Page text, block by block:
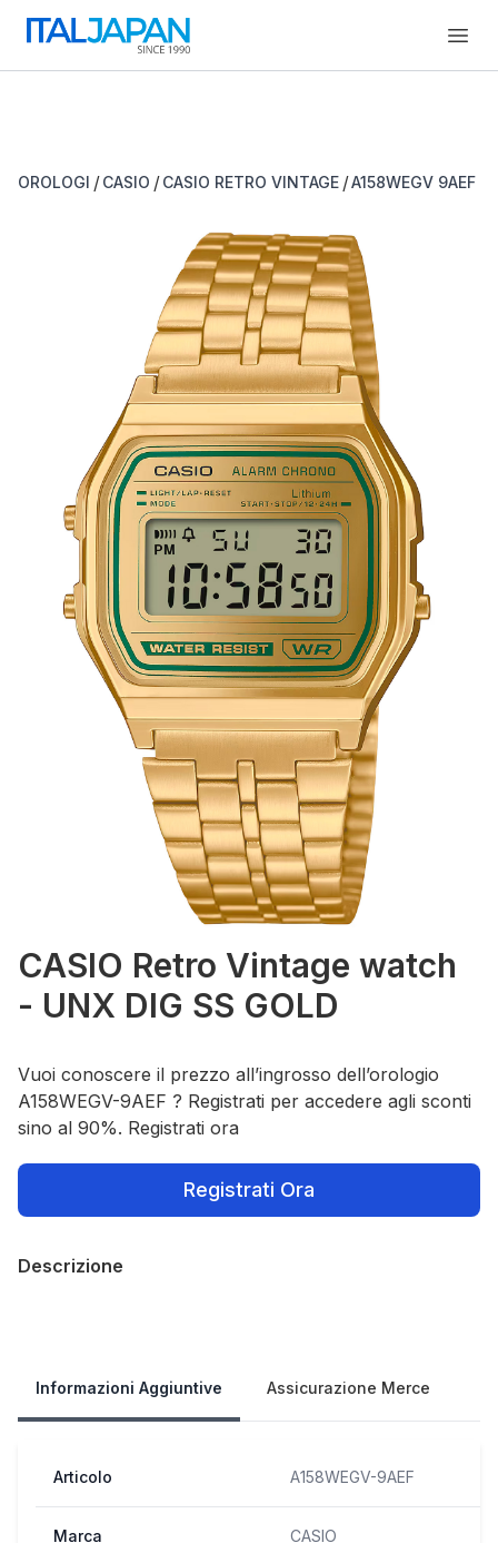
OROLOGI / CASIO / CASIO RETRO VINTAGE /A158WEGV 9AEF
CASIO Retro Vintage watch
- UNX DIG SS GOLD
Vuoi conoscere il prezzo all’ingrosso dell’orologio
A158WEGV-9AEF ? Registrati per accedere agli sconti
sino al 90%. Registrati ora
Registrati Ora
Descrizione
Informazioni Aggiuntive Assicurazione Merce
Articolo A158WEGV-9AEF
Marca CASIO